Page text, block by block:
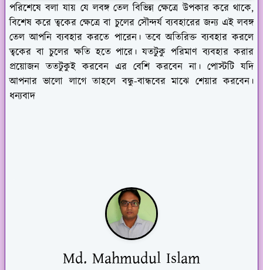
পরিশেষে বলা যায় যে লবঙ্গ তেল বিভিন্ন ক্ষেত্রে উপকার করে থাকে,
বিশেষ করে ত্বকের ক্ষেত্রে বা চুলের সৌন্দর্য ব্যবহারের জন্য এই লবঙ্গ
তেল আপনি ব্যবহার করতে পারেন। তবে অতিরিক্ত ব্যবহার করলে
ত্বকের বা চুলের ক্ষতি হতে পারে। যতটুকু পরিমাণ ব্যবহার করার
প্রয়োজন ততটুকুই করবেন এর বেশি করবেন না। পোস্টটি যদি
আপনার ভালো লাগে তাহলে বন্ধু-বান্ধবের মাঝে শেয়ার করবেন।
ধন্যবাদ
Md. Mahmudul Islam